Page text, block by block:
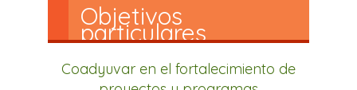
Objetivos
particulares
Coadyuvar en el fortalecimiento de